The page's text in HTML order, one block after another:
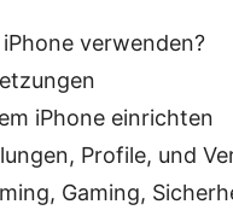
verwenden?
iPhone einrichten
Profile, und
Gaming,